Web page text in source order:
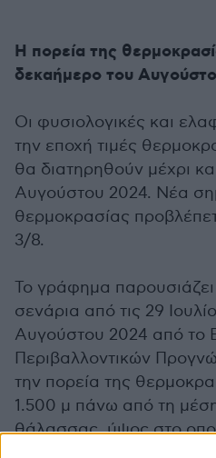
Η πορεία της
δεκαήμερο του
Οι φυσιολογικές και
την εποχή τιμές
θα διατηρηθούν μέχρι
Αυγούστου 2024. Νέα
θερμοκρασίας
3/8.
Το γράφημα
σενάρια από τις 29
Αυγούστου 2024 από το
Περιβαλλοντικών
την πορεία της
1.500 μ πάνω από τη
θάλασσας, ύψος στο